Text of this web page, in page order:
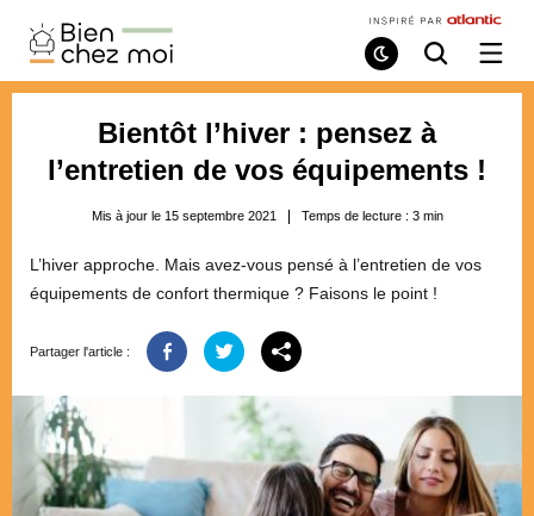
Bien
Chez
Moi
Mode
de
Recherche
/
Bientôt l’hiver : pensez à
l’entretien de vos équipements !
Mis à jour le 15 septembre 2021 Temps de lecture : 3 min
L’hiver approche. Mais avez-vous pensé à l’entretien de vos
équipements de confort thermique ? Faisons le point !
Partager l'article :